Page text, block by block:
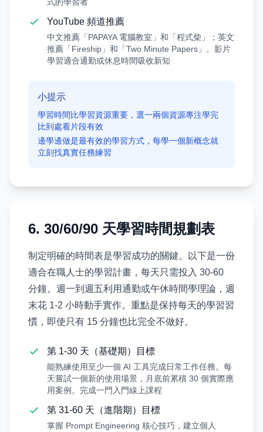
YouTube 頻道推薦
中文推薦「PAPAYA 電腦教室」和「程式柴」；英文
推薦「Fireship」和「Two Minute Papers」。影片
學習適合通勤或休息時間吸收新知
小提示
學習時間比學習資源重要，選一兩個資源專注學完
比到處看片段有效
邊學邊做是最有效的學習方式，每學一個新概念就
立刻找真實任務練習
6. 30/60/90 天學習時間規劃表
制定明確的時間表是學習成功的關鍵。以下是一份
適合在職人士的學習計畫，每天只需投入 30-60
分鐘。週一到週五利用通勤或午休時間學理論，週
末花 1-2 小時動手實作。重點是保持每天的學習習
慣，即使只有 15 分鐘也比完全不做好。
第 1-30 天（基礎期）目標
能熟練使用至少一個 AI 工具完成日常工作任務。每
天嘗試一個新的使用場景，月底前累積 30 個實際應
用案例。完成一門入門線上課程
第 31-60 天（進階期）目標
掌握 Prompt Engineering 核心技巧，建立個人